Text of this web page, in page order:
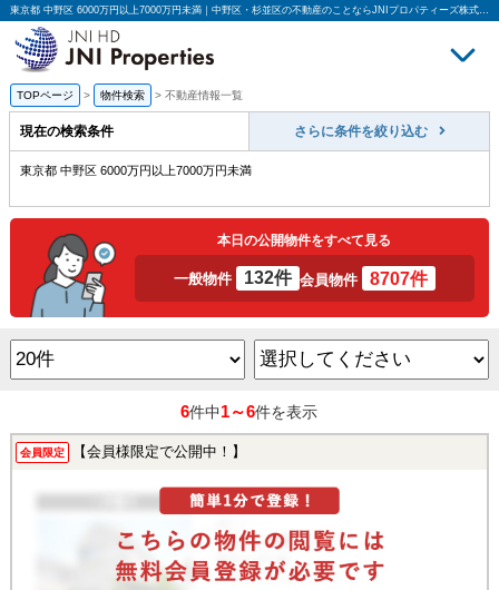
東京都 中野区 6000万円以上7000万円未満｜中野区・杉並区の不動産のことならJNIプロパティーズ株式会社
買いたい 売
TOPページ > 物件検索 > 不動産情報一覧
現在の検索条件 さらに条件を絞り込む
東京都 中野区 6000万円以上7000万円未満
本日の公開物件をすべて見る
一般物件 132件 会員物件 8707件
6件中1～6件を表示
会員限定 【会員様限定で公開中！】